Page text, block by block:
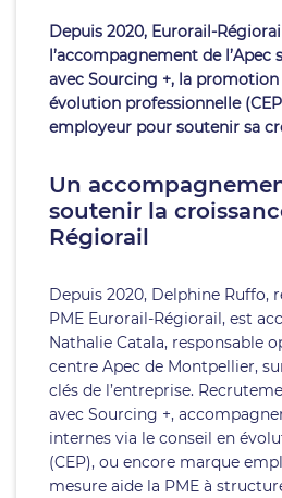
Depuis 2020, Eurorail-
l’accompagnement de
avec Sourcing +, la
évolution professionnelle
employeur pour soutenir sa
Un
soutenir la
Régiorail
Depuis 2020, Delphine Ruffo,
PME Eurorail-Régiorail, est
Nathalie Catala, responsable
centre Apec de Montpellier,
clés de l’entreprise.
avec Sourcing +,
internes via le conseil en
(CEP), ou encore marque
mesure aide la PME à